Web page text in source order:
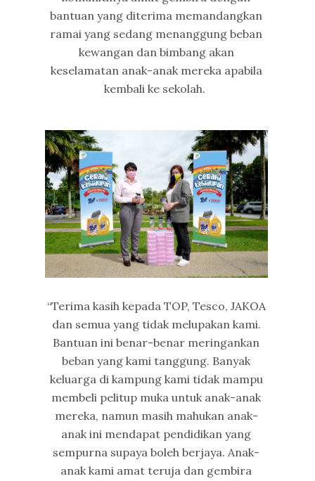
bantuan yang diterima memandangkan
ramai yang sedang menanggung beban
kewangan dan bimbang akan
keselamatan anak-anak mereka apabila
kembali ke sekolah.
“Terima kasih kepada TOP, Tesco, JAKOA
dan semua yang tidak melupakan kami.
Bantuan ini benar-benar meringankan
beban yang kami tanggung. Banyak
keluarga di kampung kami tidak mampu
membeli pelitup muka untuk anak-anak
mereka, namun masih mahukan anak-
anak ini mendapat pendidikan yang
sempurna supaya boleh berjaya. Anak-
anak kami amat teruja dan gembira